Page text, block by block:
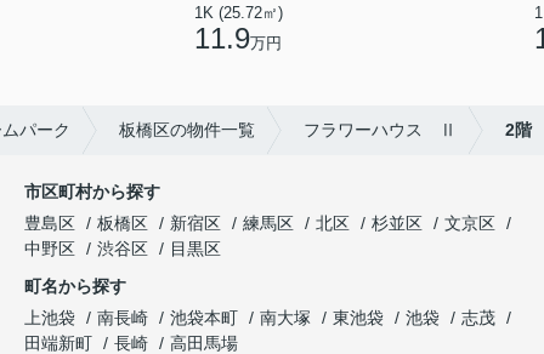
1K (25.72㎡)
11.9万円
パーク 板橋区の物件一覧 フラワーハウス Ⅱ 2階
市区町村から探す
豊島区
板橋区 新宿区 練馬区 北区 杉並区
文京区
中野区
渋谷区
目黒区
町名から探す
上池袋
南長崎 池袋本町 南大塚 東池袋 池袋
志茂
田端新町
長崎
高田馬場